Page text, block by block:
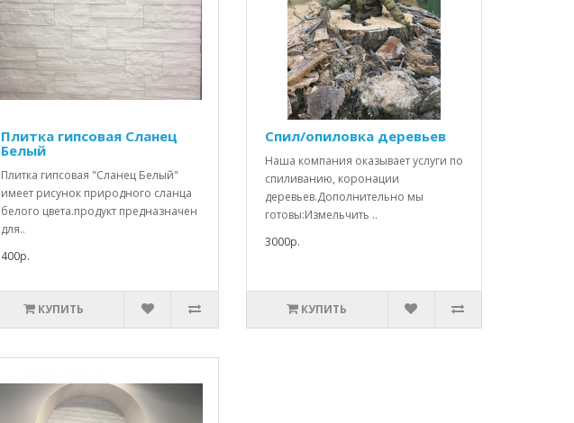
Плитка гипсовая Сланец
Белый
Плитка гипсовая "Сланец Белый"
имеет рисунок природного сланца
белого цвета.продукт предназначен
для..
400р.
КУПИТЬ
Спил/опиловка деревьев
Наша компания оказывает услуги по
спиливанию, коронации
деревьев.Дополнительно мы
готовы:Измельчить ..
3000р.
КУПИТЬ